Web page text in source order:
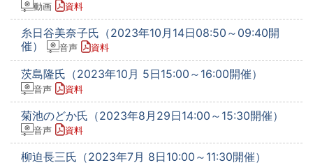
動画 資料
糸日谷美奈子氏（2023年10月14日08:50～09:40開
催）
音声 資料
茨島隆氏（2023年10月 5日15:00～16:00開催）
音声 資料
菊池のどか氏（2023年8月29日14:00～15:30開催）
音声 資料
柳迫長三氏（2023年7月 8日10:00～11:30開催）